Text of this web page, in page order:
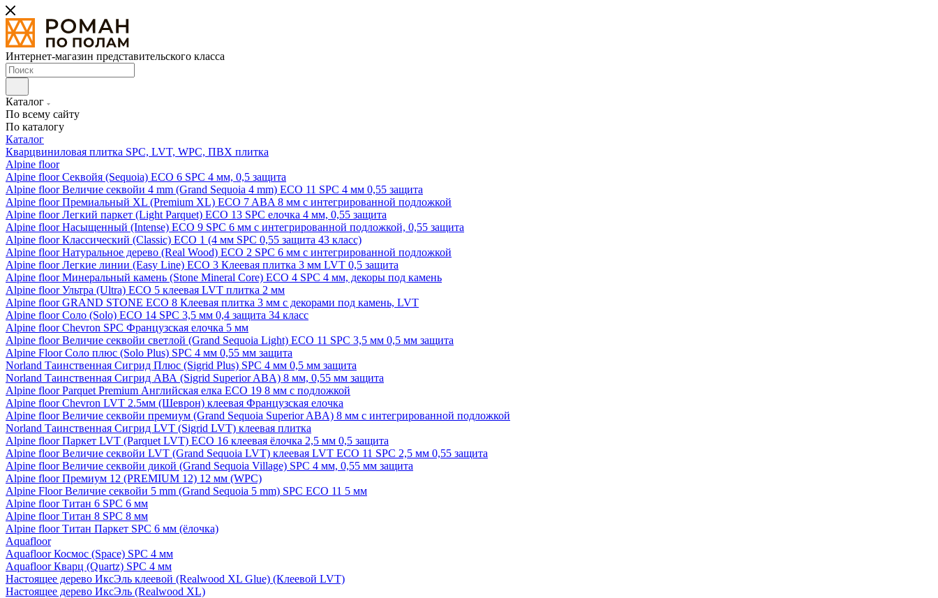
Интернет-магазин представительского класса
Каталог
По всему сайту
По каталогу
Каталог
Кварцвиниловая плитка SPC, LVT, WPC, ПВХ плитка
Alpine floor
Alpine floor Секвойя (Sequoia) ECO 6 SPC 4 мм, 0,5 защита
Alpine floor Величие секвойи 4 mm (Grand Sequoia 4 mm) ECO 11 SPC 4 мм 0,55 защита
Alpine floor Премиальный XL (Premium XL) ECO 7 ABA 8 мм с интегрированной подложкой
Alpine floor Легкий паркет (Light Parquet) ECO 13 SPC елочка 4 мм, 0,55 защита
Alpine floor Насыщенный (Intense) ECO 9 SPC 6 мм с интегрированной подложкой, 0,55 защита
Alpine floor Классический (Classic) ECO 1 (4 мм SPC 0,55 защита 43 класс)
Alpine floor Натуральное дерево (Real Wood) ECO 2 SPC 6 мм с интегрированной подложкой
Alpine floor Легкие линии (Easy Line) ECO 3 Клеевая плитка 3 мм LVT 0,5 защита
Alpine floor Минеральный камень (Stone Mineral Core) ECO 4 SPC 4 мм, декоры под камень
Alpine floor Ультра (Ultra) ECO 5 клеевая LVT плитка 2 мм
Alpine floor GRAND STONE ECO 8 Клеевая плитка 3 мм с декорами под камень, LVT
Alpine floor Соло (Solo) ECO 14 SPC 3,5 мм 0,4 защита 34 класс
Alpine floor Chevron SPC Французская елочка 5 мм
Alpine floor Величие секвойи светлой (Grand Sequoia Light) ECO 11 SPC 3,5 мм 0,5 мм защита
Alpine Floor Соло плюс (Solo Plus) SPC 4 мм 0,55 мм защита
Norland Таинственная Сигрид Плюс (Sigrid Plus) SPC 4 мм 0,5 мм защита
Norland Таинственная Сигрид АВА (Sigrid Superior ABA) 8 мм, 0,55 мм защита
Alpine floor Parquet Premium Английская елка ECO 19 8 мм с подложкой
Alpine floor Chevron LVT 2.5мм (Шеврон) клеевая Французская елочка
Alpine floor Величие секвойи премиум (Grand Sequoia Superior ABA) 8 мм с интегрированной подложкой
Norland Таинственная Сигрид LVT (Sigrid LVT) клеевая плитка
Alpine floor Паркет LVT (Parquet LVT) ECO 16 клеевая ёлочка 2,5 мм 0,5 защита
Alpine floor Величие секвойи LVT (Grand Sequoia LVT) клеевая LVT ECO 11 SPC 2,5 мм 0,55 защита
Alpine floor Величие секвойи дикой (Grand Sequoia Village) SPC 4 мм, 0,55 мм защита
Alpine floor Премиум 12 (PREMIUM 12) 12 мм (WPC)
Alpine Floor Величие секвойи 5 mm (Grand Sequoia 5 mm) SPC ECO 11 5 мм
Alpine floor Титан 6 SPC 6 мм
Alpine floor Титан 8 SPC 8 мм
Alpine floor Титан Паркет SPC 6 мм (ёлочка)
Aquafloor
Aquafloor Космос (Space) SPC 4 мм
Aquafloor Кварц (Quartz) SPC 4 мм
Настоящее дерево ИксЭль клеевой (Realwood XL Glue) (Клеевой LVT)
Настоящее дерево ИксЭль (Realwood XL)